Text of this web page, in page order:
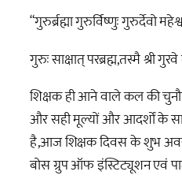
“गुरुर्ब्रह्मा गुरुर्विष्णुः गुरुर्देवो
गुरुः साक्षात् परब्रह्म,तस्मै श्री गुरवे
शिक्षक ही आने वाले कल की
और सही मूल्यों और आदर्शों के
है,आज शिक्षक दिवस के शुभ
बोस ग्रुप ऑफ इंस्टिट्यूशन एवं